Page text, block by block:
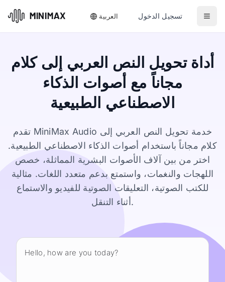
العربية تسجيل الدخول
أداة تحويل النص العربي إلى كلام
مجاناً مع أصوات الذكاء
الاصطناعي الطبيعية
تقدم MiniMax Audio خدمة تحويل النص العربي إلى
كلام مجاناً باستخدام أصوات الذكاء الاصطناعي الطبيعية.
اختر من بين آلاف الأصوات البشرية المماثلة، خصص
اللهجات والنغمات، واستمتع بدعم متعدد اللغات. مثالية
للكتب الصوتية، التعليقات الصوتية للفيديو والاستماع
أثناء التنقل.